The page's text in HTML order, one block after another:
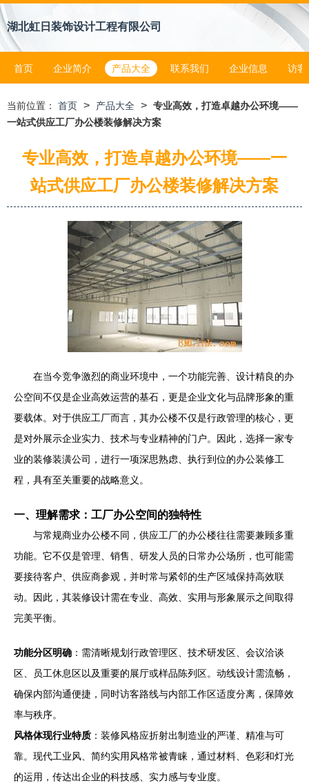
湖北虹日装饰设计工程有限公司
首页 企业简介 产品大全 联系我们 企业信息 访客
当前位置： 首页 > 产品大全 > 专业高效，打造卓越办公环境——
一站式供应工厂办公楼装修解决方案
专业高效，打造卓越办公环境——一
站式供应工厂办公楼装修解决方案
在当今竞争激烈的商业环境中，一个功能完善、设计精良的办
公空间不仅是企业高效运营的基石，更是企业文化与品牌形象的重
要载体。对于供应工厂而言，其办公楼不仅是行政管理的核心，更
是对外展示企业实力、技术与专业精神的门户。因此，选择一家专
业的装修装潢公司，进行一项深思熟虑、执行到位的办公装修工
程，具有至关重要的战略意义。
一、理解需求：工厂办公空间的独特性
与常规商业办公楼不同，供应工厂的办公楼往往需要兼顾多重
功能。它不仅是管理、销售、研发人员的日常办公场所，也可能需
要接待客户、供应商参观，并时常与紧邻的生产区域保持高效联
动。因此，其装修设计需在专业、高效、实用与形象展示之间取得
完美平衡。
功能分区明确 ：需清晰规划行政管理区、技术研发区、会议洽谈
区、员工休息区以及重要的展厅或样品陈列区。动线设计需流畅，
确保内部沟通便捷，同时访客路线与内部工作区适度分离，保障效
率与秩序。
风格体现行业特质 ：装修风格应折射出制造业的严谨、精准与可
靠。现代工业风、简约实用风格常被青睐，通过材料、色彩和灯光
的运用，传达出企业的科技感、实力感与专业度。